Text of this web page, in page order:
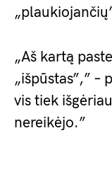
„Aš kartą
„išpūstas”,”
vis tiek
nereikėjo.”